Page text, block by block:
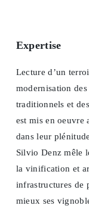
Expertise
Lecture d’un
modernisation
traditionnels et
est mis en oeuvre
dans leur
Silvio Denz mêle
la vinification et
infrastructures de
mieux ses